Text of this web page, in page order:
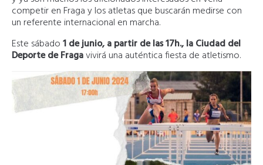
competir en Fraga y los atletas que buscarán medirse con
un referente internacional en marcha.
Este sábado1 de junio, a partir de las 17h., la Ciudad del
Deporte de Fragavivirá una auténtica fiesta de atletismo.